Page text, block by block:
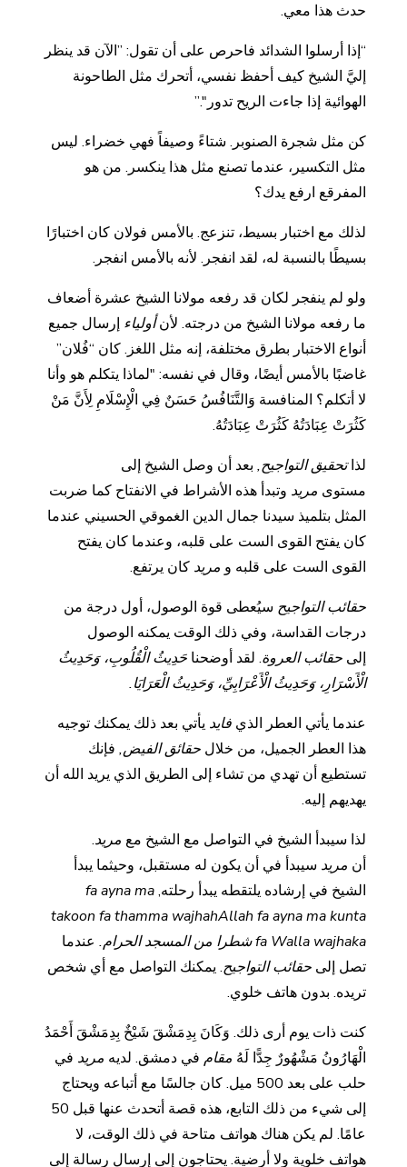
حدث هذا معي.
“إذا أرسلوا الشدائد فاحرص على أن تقول: ”الآن قد ينظر
إليَّ الشيخ كيف أحفظ نفسي، أتحرك مثل الطاحونة
الهوائية إذا جاءت الريح تدور".”
كن مثل شجرة الصنوبر. شتاءً وصيفاً فهي خضراء. ليس
مثل التكسير، عندما تصنع مثل هذا ينكسر. من هو
المفرقع ارفع يدك؟
لذلك مع اختبار بسيط، تنزعج. بالأمس فولان كان اختبارًا
بسيطًا بالنسبة له، لقد انفجر. لأنه بالأمس انفجر.
ولو لم ينفجر لكان قد رفعه مولانا الشيخ عشرة أضعاف
ما رفعه مولانا الشيخ من درجته. لأنأولياء إرسال جميع
أنواع الاختبار بطرق مختلفة، إنه مثل اللغز. كان “فُلان”
غاضبًا بالأمس أيضًا، وقال في نفسه: "لماذا يتكلم هو وأنا
لا أتكلم؟ المنافسة وَالتَّنَافُسُ حَسَنٌ فِي الْإِسْلَامِ لِأَنَّ مَنْ
كَثُرَتْ عِبَادَتُهُ كَثُرَتْ عِبَادَتُهُ.
لذاتحقيق التواجيح, بعد أن وصل الشيخ إلى
مستوى مريد وتبدأ هذه الأشراط في الانفتاح كما ضربت
المثل بتلميذ سيدنا جمال الدين الغموقي الحسيني عندما
كان يفتح القوى الست على قلبه، وعندما كان يفتح
القوى الست على قلبه و مريد كان يرتفع.
حقائب التواجيح سيُعطى قوة الوصول، أول درجة من
درجات القداسة، وفي ذلك الوقت يمكنه الوصول
إلى حقائب العروة. لقد أوضحنا حَدِيثُ الْقُلُوبِ، وَحَدِيثُ
الْأَسْرَارِ، وَحَدِيثُ الْأَعْرَابِيِّ، وَحَدِيثُ الْعَرَايَا.
عندما يأتي العطر الذي فايد يأتي بعد ذلك يمكنك توجيه
هذا العطر الجميل، من خلال حقائق الفيض,فإنك
تستطيع أن تهدي من تشاء إلى الطريق الذي يريد الله أن
يهديهم إليه.
لذا سيبدأ الشيخ في التواصل مع الشيخ مع مريد.
أن مريد سيبدأ في أن يكون له مستقبل، وحيثما يبدأ
الشيخ في إرشاده يلتقطه يبدأ رحلته,fa ayna ma
takoon fa thamma wajhahAllah fa ayna ma kunta
fa Walla wajhaka شطرا من المسجد الحرام.
عندما
تصل إلى حقائب التواجيح. يمكنك التواصل مع أي شخص
تريده. بدون هاتف خلوي.
كنت ذات يوم أرى ذلك. وَكَانَ بِدِمَشْقَ شَيْخٌ بِدِمَشْقَ أَحْمَدُ
الْهَارُونُ مَشْهُورٌ جِدًّا لَهُ مقام في دمشق. لديه مريد في
حلب على بعد 500 ميل. كان جالسًا مع أتباعه ويحتاج
إلى شيء من ذلك التابع، هذه قصة أتحدث عنها قبل 50
عامًا. لم يكن هناك هواتف متاحة في ذلك الوقت، لا
هواتف خلوية ولا أرضية. يحتاجون إلى إرسال رسالة إلى